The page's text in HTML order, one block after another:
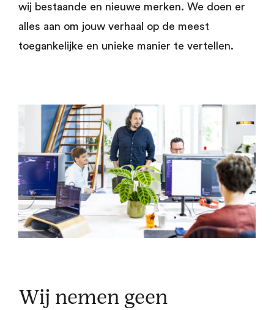
wij bestaande en nieuwe merken. We doen er
alles aan om jouw verhaal op de meest
toegankelijke en unieke manier te vertellen.
Wij nemen geen